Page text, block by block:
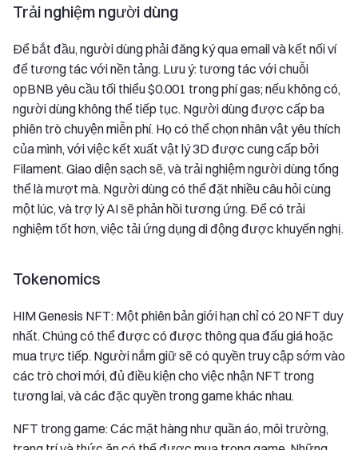
Trải nghiệm người dùng
Để bắt đầu, người dùng phải đăng ký qua email và kết nối ví
để tương tác với nền tảng. Lưu ý: tương tác với chuỗi
opBNB yêu cầu tối thiểu $0.001 trong phí gas; nếu không có,
người dùng không thể tiếp tục. Người dùng được cấp ba
phiên trò chuyện miễn phí. Họ có thể chọn nhân vật yêu thích
của mình, với việc kết xuất vật lý 3D được cung cấp bởi
Filament. Giao diện sạch sẽ, và trải nghiệm người dùng tổng
thể là mượt mà. Người dùng có thể đặt nhiều câu hỏi cùng
một lúc, và trợ lý AI sẽ phản hồi tương ứng. Để có trải
nghiệm tốt hơn, việc tải ứng dụng di động được khuyến nghị.
Tokenomics
HIM Genesis NFT: Một phiên bản giới hạn chỉ có 20 NFT duy
nhất. Chúng có thể được có được thông qua đấu giá hoặc
mua trực tiếp. Người nắm giữ sẽ có quyền truy cập sớm vào
các trò chơi mới, đủ điều kiện cho việc nhận NFT trong
tương lai, và các đặc quyền trong game khác nhau.
NFT trong game: Các mặt hàng như quần áo, môi trường,